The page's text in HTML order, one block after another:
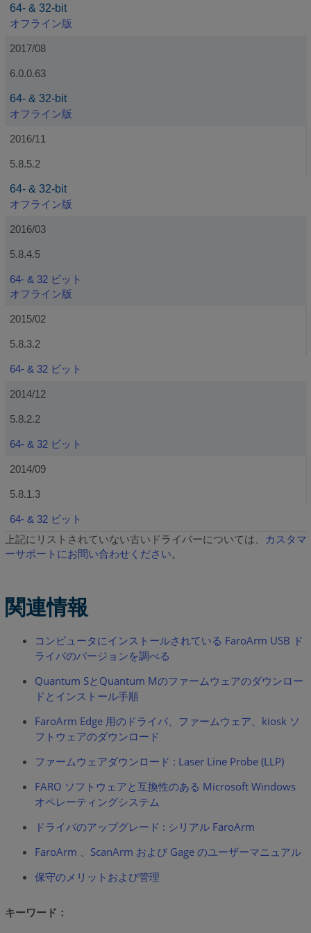
64- & 32-bit
オフライン版
2017/08
6.0.0.63
64- & 32-bit
オフライン版
2016/11
5.8.5.2
64- & 32-bit
オフライン版
2016/03
5.8.4.5
64- & 32 ビット
オフライン版
2015/02
5.8.3.2
64- & 32 ビット
2014/12
5.8.2.2
64- & 32 ビット
2014/09
5.8.1.3
64- & 32 ビット
上記にリストされていない古いドライバーについては、
カスタマ
ーサポートにお問い合わせください。
関連情報
コンピュータにインストールされている FaroArm USB ド
ライバのバージョンを調べる
Quantum SとQuantum Mのファームウェアのダウンロー
ドとインストール手順
FaroArm Edge 用のドライバ、ファームウェア、kiosk ソ
フトウェアのダウンロード
ファームウェアダウンロード : Laser Line Probe (LLP)
FARO ソフトウェアと互換性のある Microsoft Windows
オペレーティングシステム
ドライバのアップグレード : シリアル FaroArm
FaroArm 、ScanArm および Gage のユーザーマニュアル
保守のメリットおよび管理
キーワード：